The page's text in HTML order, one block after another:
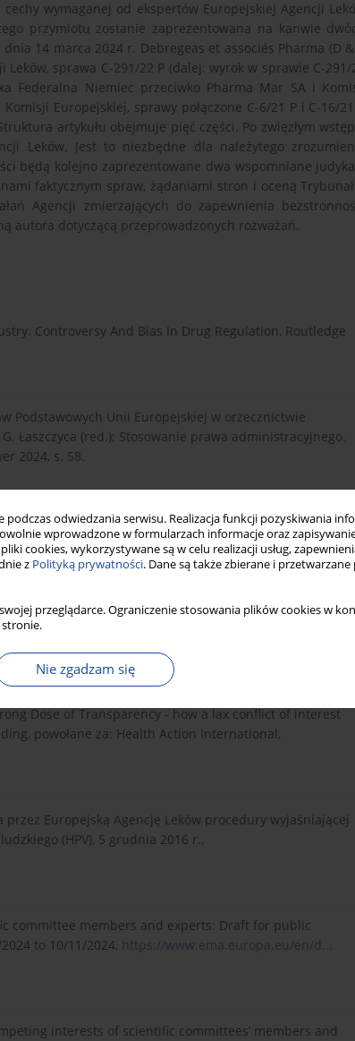
odwiedzania serwisu. Realizacja funkcji pozyskiwania
wprowadzone w formularzach informacje oraz
cookies, wykorzystywane są w celu realizacji usług,
z Polityką prywatności. Dane są także zbierane i
przeglądarce. Ograniczenie stosowania plików cookies w
Nie zgadzam się
wymaganej od ekspertów Europejskiej Agencji
przymiotu zostanie zaprezentowana na kanwie
14 marca 2024 r. Debregeas et associés Pharma (D
sprawa C-291/22 P (dalej: wyrok w sprawie C-291/
Federalna Niemiec przeciwko Pharma Mar SA i
Europejskiej, sprawy połączone C-6/21 P i C-16/
artykułu obejmuje pięć części. Po zwięzłym
Leków. Jest to niezbędne dla należytego
będą kolejno zaprezentowane dwa wspomniane
faktycznym spraw, żądaniami stron i oceną
Agencji zmierzających do zapewnienia
autora dotyczącą przeprowadzonych rozważań.
Controversy And Bias In Drug Regulation, Routledge
Podstawowych Unii Europejskiej w orzecznictwie
Łaszczyca (red.): Stosowanie prawa administracyjnego.
2024, s. 58.
EMEA/45110/2007 – Revised 9 February 2024
23.10.2024 r.].
at the European Medicines Agency (EMA) in
https://www.deadlymedicines.dk...
Dose of Transparency - how a lax conflict of interest
powołane za: Health Action International,
Europejską Agencję Leków procedury wyjaśniającej
(HPV), 5 grudnia 2016 r.,
committee members and experts: Draft for public
to 10/11/2024, https://www.ema.europa.eu/en/d...
interests of scientific committees’ members and